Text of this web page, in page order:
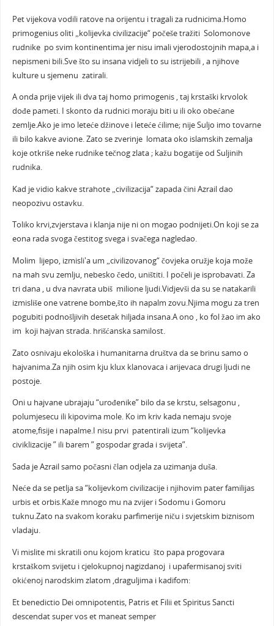
Pet vijekova vodili ratove na orijentu i tragali za rudnicima.Homo
primogenius oliti „kolijevka civilizacije“ počeše tražiti Solomonove
rudnike po svim kontinentima jer nisu imali vjerodostojnih mapa,a i
nepismeni bili.Sve što su insana vidjeli to su istrijebili , a njihove
kulture u sjemenu zatirali.
A onda prije vijek ili dva taj homo primogenis , taj krstaški krvolok
dođe pameti. I skonto da rudnici moraju biti u ili oko obećane
zemlje.Ako je imo leteće džinove i leteće ćilime; nije Suljo imo tovarne
ili bilo kakve avione. Zato se zverinje lomata oko islamskih zemalja
koje otkriše neke rudnike tečnog zlata ; kažu bogatije od Suljinih
rudnika.
Kad je vidio kakve strahote „civilizacija“ zapada čini Azrail dao
neopozivu ostavku.
Toliko krvi,zvjerstava i klanja nije ni on mogao podnijeti.On koji se za
eona rada svoga čestitog svega i svačega nagledao.
Molim lijepo, izmisli'a um „civilizovanog“ čovjeka oružje koja može
na mah svu zemlju, nebesko čedo, uništiti. I počeli je isprobavati. Za
tri dana , u dva navrata ubiš milione ljudi.Vidjevši da su se natakarili
izmisliše one vatrene bombe,što ih napalm zovu.Njima mogu za tren
pogubiti podnošljivih desetak hiljada insana.A ono , ko fol žao im ako
im koji hajvan strada. hrišćanska samilost.
Zato osnivaju ekološka i humanitarna društva da se brinu samo o
hajvanima.Za njih osim kju klux klanovaca i arijevaca drugi ljudi ne
postoje.
Oni u hajvane ubrajaju “urođenike” bilo da se krstu, selsagonu ,
polumjesecu ili kipovima mole. Ko im kriv kada nemaju svoje
atome,fisije i napalme.I nisu prvi patentirali izum “kolijevka
civiklizacije ” ili barem ” gospodar grada i svijeta”.
Sada je Azrail samo počasni član odjela za uzimanja duša.
Neće da se petlja sa “kolijevkom civilizacije i njihovim pater familijas
urbis et orbis.Kaže mnogo mu na zvijer i Sodomu i Gomoru
tuknu.Zato na svakom koraku parfimerije niču i svjetskim biznisom
vladaju.
Vi mislite mi skratili onu kojom kraticu što papa progovara
krstaškom svijetu i cjelokupnoj nagizdanoj i upafermisanoj sviti
okićenoj narodskim zlatom ,draguljima i kadifom:
Et benedictio Dei omnipotentis, Patris et Filii et Spiritus Sancti
descendat super vos et maneat semper